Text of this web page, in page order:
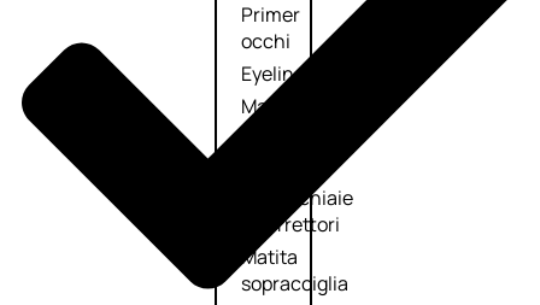
Primer
occhi
Eyeliner
Mascara
Antiocchiaie
e correttori
Matita
sopracciglia